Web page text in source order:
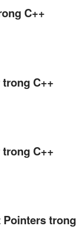
C++
C++
C++
Pointers trong